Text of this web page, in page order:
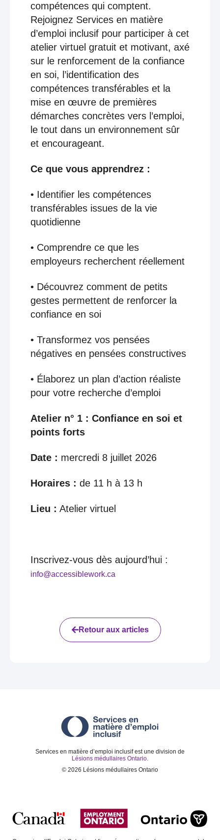
compétences qui comptent.
Rejoignez Services en matière
d’emploi inclusif pour participer à cet
atelier virtuel gratuit et motivant, axé
sur le renforcement de la confiance
en soi, l’identification des
compétences transférables et la
mise en œuvre de premières
démarches concrètes vers l’emploi,
le tout dans un environnement sûr
et encourageant.
Ce que vous apprendrez :
• Identifier les compétences
transférables issues de la vie
quotidienne
• Comprendre ce que les
employeurs recherchent réellement
• Découvrez comment de petits
gestes permettent de renforcer la
confiance en soi
• Transformez vos pensées
négatives en pensées constructives
• Élaborez un plan d’action réaliste
pour votre recherche d’emploi
Atelier n° 1 : Confiance en soi et
points forts
Date : mercredi 8 juillet 2026
Horaires : de 11 h à 13 h
Lieu : Atelier virtuel
Inscrivez-vous dès aujourd’hui :
info@accessiblework.ca
Retour aux articles
Services en matière d’emploi inclusif est une division de
Lésions médullaires Ontario.
© 2026 Lésions médullaires Ontario